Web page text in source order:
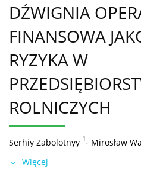
DŹWIGNIA
FINANSOWA
RYZYKA W
ROLNICZYCH
Serhiy Zabolotnyy 1 , Mirosław
Więcej